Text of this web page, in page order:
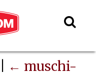
← muschi-